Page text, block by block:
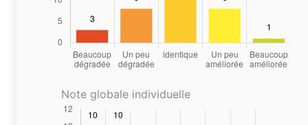
Note globale individuelle